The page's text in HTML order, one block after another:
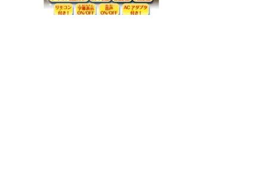
特集